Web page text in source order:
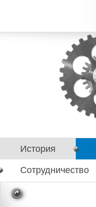
История
Сотрудничество